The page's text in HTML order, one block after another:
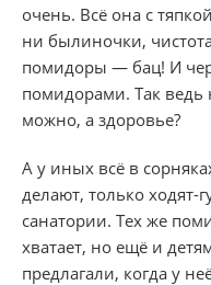
очень. Всё она с
ни былиночки,
помидоры — бац! И
помидорами. Так ведь
можно, а здоровье?
А у иных всё в
делают, только ходят-
санатории. Тех же
хватает, но ещё и
предлагали, когда у